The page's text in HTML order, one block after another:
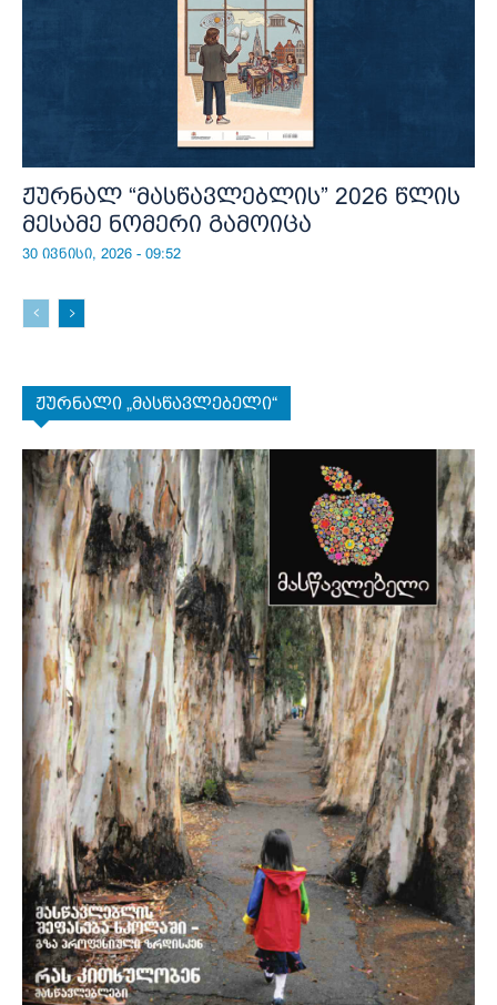
ჟურნალ “მასწავლებლის” 2026 წლის
მესამე ნომერი გამოიცა
30 ივნისი, 2026 - 09:52
ჟურნალი „მასწავლებელი“